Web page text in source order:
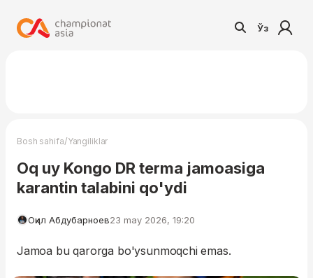
Ўз
Bosh sahifa/Yangiliklar
Oq uy Kongo DR terma jamoasiga
karantin talabini qo'ydi
Оқил Абдубарноев23 may 2026, 19:20
Jamoa bu qarorga bo'ysunmoqchi emas.